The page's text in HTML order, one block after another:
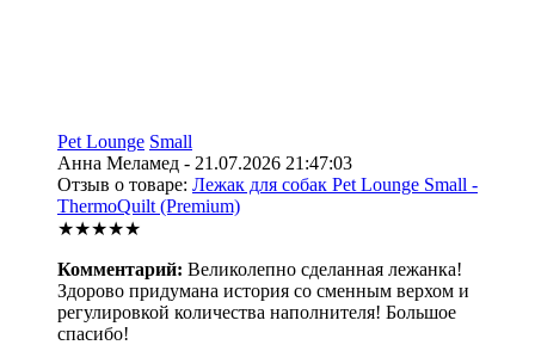
Pet Lounge Small
Анна Меламед - 21.07.2026 21:47:03
Отзыв о товаре: Лежак для собак Pet Lounge Small -
ThermoQuilt (Premium)
★★★★★
Комментарий: Великолепно сделанная лежанка!
Здорово придумана история со сменным верхом и
регулировкой количества наполнителя! Большое
спасибо!